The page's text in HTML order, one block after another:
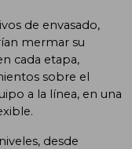
de envasado,
mermar su
cada etapa,
sobre el
a la línea, en una
desde